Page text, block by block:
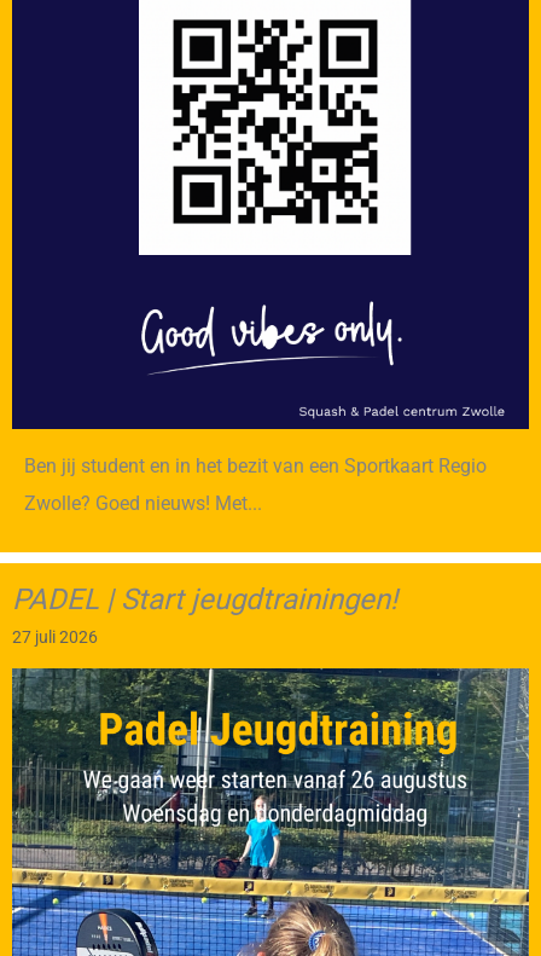
Ben jij student en in het bezit van een Sportkaart Regio
Zwolle? Goed nieuws! Met...
PADEL | Start jeugdtrainingen!
27 juli 2026